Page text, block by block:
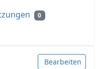
0
Bearbeiten